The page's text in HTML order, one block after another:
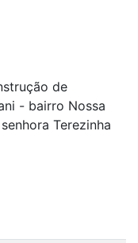
de
- bairro Nossa
Terezinha